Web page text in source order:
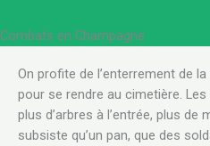
Combats en Champagne
On profite de l’enterrement de
pour se rendre au cimetière.
plus d’arbres à l’entrée, plus de
subsiste qu’un pan, que des